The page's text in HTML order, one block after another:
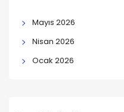
Mayıs 2026
Nisan 2026
Ocak 2026